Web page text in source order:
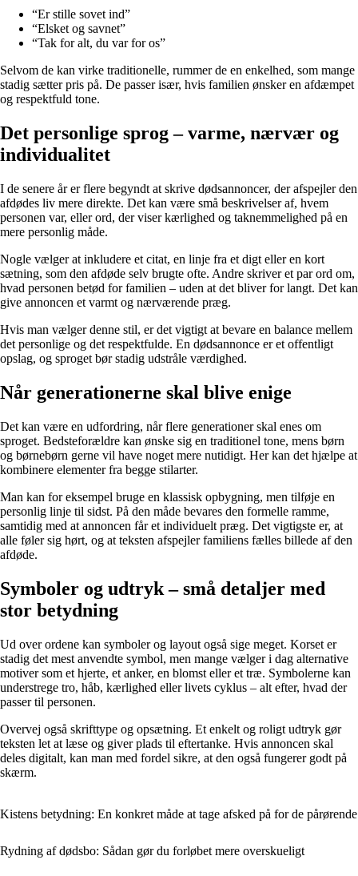
“Er stille sovet ind”
“Elsket og savnet”
“Tak for alt, du var for os”
Selvom de kan virke traditionelle, rummer de en enkelhed, som mange
stadig sætter pris på. De passer især, hvis familien ønsker en afdæmpet
og respektfuld tone.
Det personlige sprog – varme, nærvær og
individualitet
I de senere år er flere begyndt at skrive dødsannoncer, der afspejler den
afdødes liv mere direkte. Det kan være små beskrivelser af, hvem
personen var, eller ord, der viser kærlighed og taknemmelighed på en
mere personlig måde.
Nogle vælger at inkludere et citat, en linje fra et digt eller en kort
sætning, som den afdøde selv brugte ofte. Andre skriver et par ord om,
hvad personen betød for familien – uden at det bliver for langt. Det kan
give annoncen et varmt og nærværende præg.
Hvis man vælger denne stil, er det vigtigt at bevare en balance mellem
det personlige og det respektfulde. En dødsannonce er et offentligt
opslag, og sproget bør stadig udstråle værdighed.
Når generationerne skal blive enige
Det kan være en udfordring, når flere generationer skal enes om
sproget. Bedsteforældre kan ønske sig en traditionel tone, mens børn
og børnebørn gerne vil have noget mere nutidigt. Her kan det hjælpe at
kombinere elementer fra begge stilarter.
Man kan for eksempel bruge en klassisk opbygning, men tilføje en
personlig linje til sidst. På den måde bevares den formelle ramme,
samtidig med at annoncen får et individuelt præg. Det vigtigste er, at
alle føler sig hørt, og at teksten afspejler familiens fælles billede af den
afdøde.
Symboler og udtryk – små detaljer med
stor betydning
Ud over ordene kan symboler og layout også sige meget. Korset er
stadig det mest anvendte symbol, men mange vælger i dag alternative
motiver som et hjerte, et anker, en blomst eller et træ. Symbolerne kan
understrege tro, håb, kærlighed eller livets cyklus – alt efter, hvad der
passer til personen.
Overvej også skrifttype og opsætning. Et enkelt og roligt udtryk gør
teksten let at læse og giver plads til eftertanke. Hvis annoncen skal
deles digitalt, kan man med fordel sikre, at den også fungerer godt på
skærm.
Kistens betydning: En konkret måde at tage afsked på for de pårørende
Rydning af dødsbo: Sådan gør du forløbet mere overskueligt